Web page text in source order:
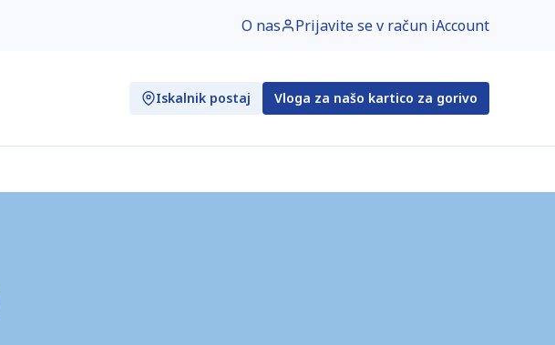
O nas Prijavite se v račun iAccount
Iskalnik postaj Vloga za našo kartico za gorivo